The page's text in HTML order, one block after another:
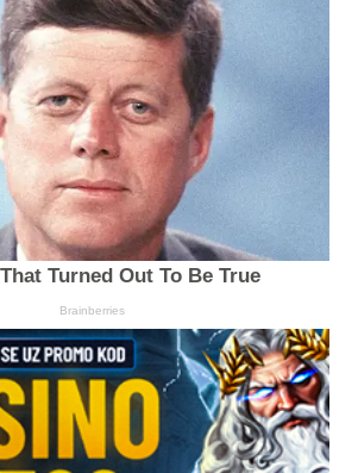
Turned Out To Be True
Brainberries